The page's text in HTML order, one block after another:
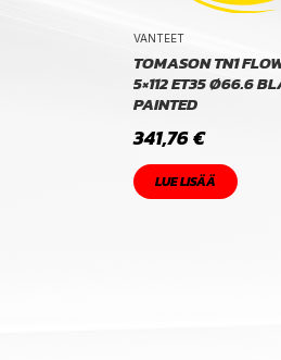
VANTEET
TOMASON TN1
5×112 ET35 Ø66.6
PAINTED
341,76€
LUE LISÄÄ